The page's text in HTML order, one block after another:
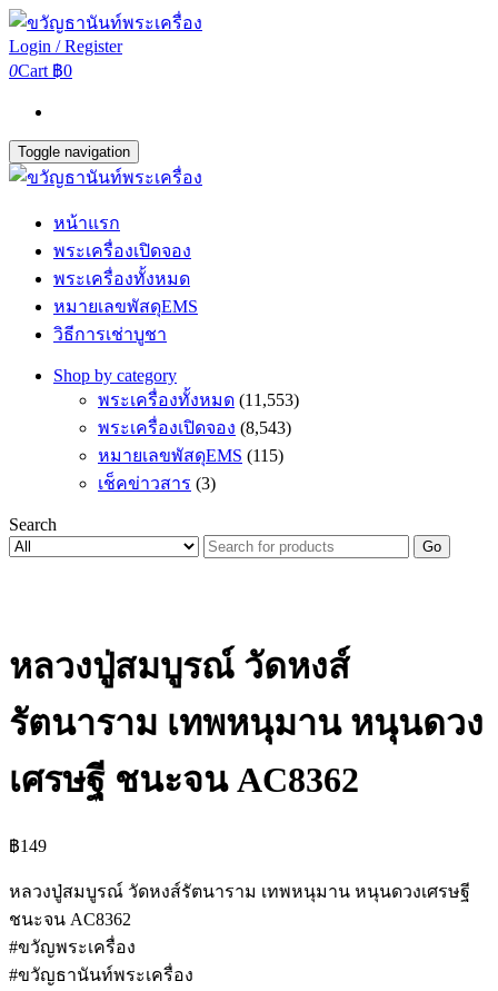
Login / Register
0Cart ฿0
Toggle navigation
หน้าแรก
พระเครื่องเปิดจอง
พระเครื่องทั้งหมด
หมายเลขพัสดุEMS
วิธีการเช่าบูชา
Shop by category
พระเครื่องทั้งหมด (11,553)
พระเครื่องเปิดจอง (8,543)
หมายเลขพัสดุEMS (115)
เช็คข่าวสาร (3)
Search
Go
หลวงปู่สมบูรณ์ วัดหงส์
รัตนาราม เทพหนุมาน หนุนดวง
เศรษฐี ชนะจน AC8362
฿149
หลวงปู่สมบูรณ์ วัดหงส์รัตนาราม เทพหนุมาน หนุนดวงเศรษฐี
ชนะจน AC8362
#ขวัญพระเครื่อง
#ขวัญธานันท์พระเครื่อง